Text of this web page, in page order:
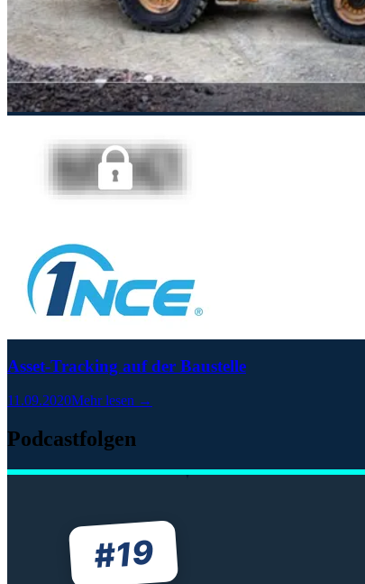
Asset-Tracking auf der Baustelle
11.09.2020Mehr lesen →
Podcastfolgen
#19